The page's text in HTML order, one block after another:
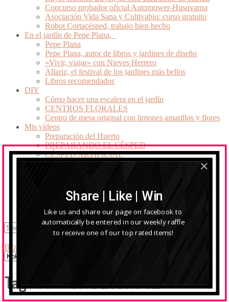
Concurso probador oficial Automower-Husqvarna
Asociación Vida Sana y Cultivabio: curso gratuito
Robot Cortacésped, trabajo bien hecho
En el jardín de Pepe Plana,
Pepe Plana
Pepe Plana, autor de libros y jardines de diseño
«Vivir, viajar» con Nieves Herrero
Allariz, el festival de los jardines más bellos
Libros recomendados
DIY
Cómo hacer una escalera en el jardín
CENTROS FLORALES
Centro de mesa original con limones amarillos y flores
Mis vídeos
Preparación del Huerto
PREPARANDO EL CÉSPED
CÉSPED ARTIFICIAL
«Arbustos de jardín – Un millón de flores».
Acolchar plantas
Eliminación de un piso de ramas a un aPino
Herramientas
Poda del seto
EL BLOG
Blog de jardinería y paisajismo » Blog Archives
Tag Archives:DESBROCE
Share | Like | Win
Like us and share our page on facebook to
automatically be entered in our weekly raffle
to receive one of our top rated items!